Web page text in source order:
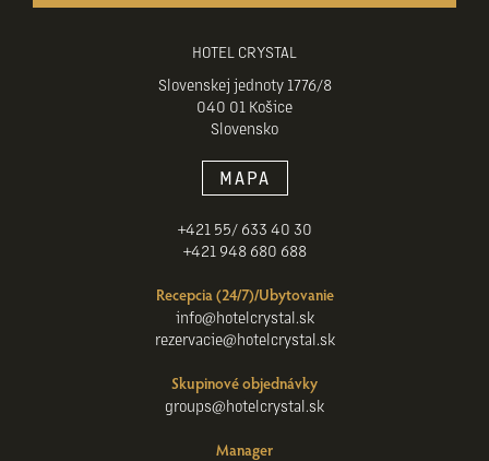
HOTEL CRYSTAL
Slovenskej jednoty 1776/8
040 01 Košice
Slovensko
MAPA
+421 55/ 633 40 30
+421 948 680 688
Recepcia (24/7)/Ubytovanie
info@hotelcrystal.sk
rezervacie@hotelcrystal.sk
Skupinové objednávky
groups@hotelcrystal.sk
Manager